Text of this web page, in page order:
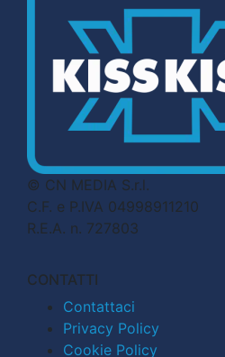
© CN MEDIA S.r.l.
C.F. e P.IVA 04998911210
R.E.A. n. 727803
CONTATTI
Contattaci
Privacy Policy
Cookie Policy